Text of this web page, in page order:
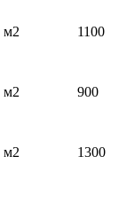
м2 1100
м2 900
м2 1300